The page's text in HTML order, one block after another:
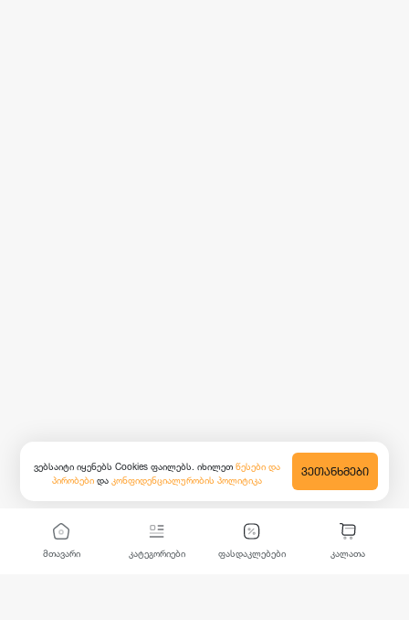
მთავარი კატეგორიები ფასდაკლებები კალათა
ვებსაიტი იყენებს Cookies ფაილებს. იხილეთ წესები და
პირობები და კონფიდენციალურობის პოლიტიკა
ᲕᲔᲗᲐᲜᲮᲛᲔᲑᲘ